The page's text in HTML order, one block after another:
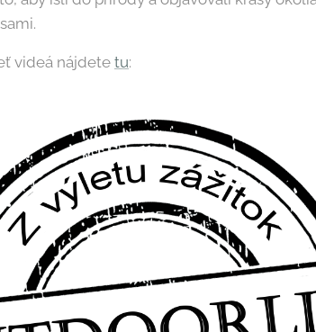
videá nájdete tu: